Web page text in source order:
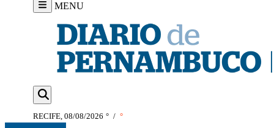
MENU
RECIFE, 08/08/2026 ° / °